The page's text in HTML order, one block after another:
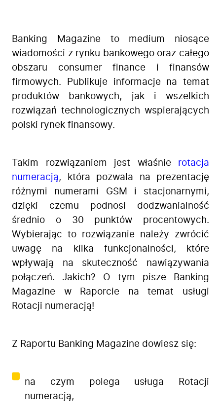
Banking Magazine to medium niosące
wiadomości z rynku bankowego oraz całego
obszaru consumer finance i finansów
firmowych. Publikuje informacje na temat
produktów bankowych, jak i wszelkich
rozwiązań technologicznych wspierających
polski rynek finansowy.
Takim rozwiązaniem jest właśnie rotacja
numeracją, która pozwala na prezentację
różnymi numerami GSM i stacjonarnymi,
dzięki czemu podnosi dodzwanialność
średnio o 30 punktów procentowych.
Wybierając to rozwiązanie należy zwrócić
uwagę na kilka funkcjonalności, które
wpływają na skuteczność nawiązywania
połączeń. Jakich? O tym pisze Banking
Magazine w Raporcie na temat usługi
Rotacji numeracją!
Z Raportu Banking Magazine dowiesz się:
na czym polega usługa Rotacji
numeracją,